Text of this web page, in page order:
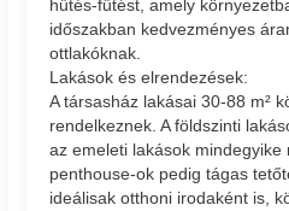
hűtés-fűtést, amely
időszakban kedvezményes
ottlakóknak.
Lakások és elrendezések:
A társasház lakásai 30-88 m²
rendelkeznek. A földszinti
az emeleti lakások mindegyike
penthouse-ok pedig tágas
ideálisak otthoni irodaként is,